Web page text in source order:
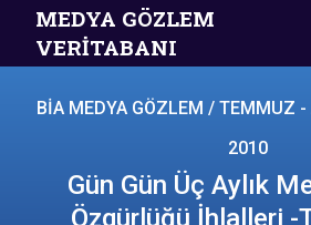
MEDYA GÖZLEM
VERİTABANI
BİA MEDYA GÖZLEM / TEMMUZ -
2010
Gün Gün Üç Aylık
Özgürlüğü İhlalleri -